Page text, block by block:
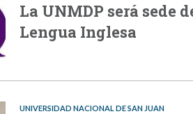
La UNMDP será sede
Lengua Inglesa
UNIVERSIDAD NACIONAL DE SAN JUAN